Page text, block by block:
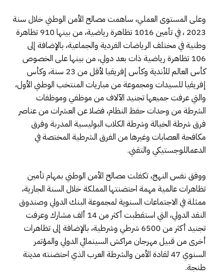
وعلى المستوى العملي، ساهمت مصالح الأمن الوطني خلال سنة
2023 ، في تأمين 1016 تظاهرة رياضية، من بينها 910 تظاهرة
وطنية في مختلف الرياضات الفردية والجماعية، بالإضافة إلى
106 تظاهرة رياضية ذات بعد دولي، من بينها على الخصوص
كأس العالم للأندية وكأس إفريقيا لأقل من 23 سنة، وكأس
إفريقيا للسيدات ومجموعة من مباريات المنتخب الوطني الأول،
والتي عرفت جميعها تجنيد الآلاف من موظفي وموظفات
الشرطة من وحدات حفظ النظام، فضلا عن العشرات من عناصر
فرق شرطة الخيالة وشرطة الكلاب البوليسية المدربة وفرق
مكافحة العصابات وغيرها من الفرق الشرطية المختصة في
الدعماللوجستيكي والتقني.
ووفق نفس النهج، تكفلت مصالح الأمن الوطني بمهام تأمين
تظاهرات عالمية مهمة احتضنتها المملكة خلال السنة الجارية،
ممثلة في الاجتماعات السنوية لمجموعة البنك الدولي وصندوق
النقد الدولي، التي استقطبت أكثر من 14 ألف مشارك وعرفت
تجنيد أكثر من 6500 شرطي وشرطية، بالإضافة إلى تظاهرات
أخرى من قبيل مهرجان مراكش السينمائي الدولي والمؤتمر
السنوي 47 لقادة الأمن والشرطة العرب الذي احتضنته مدينة
طنجة.